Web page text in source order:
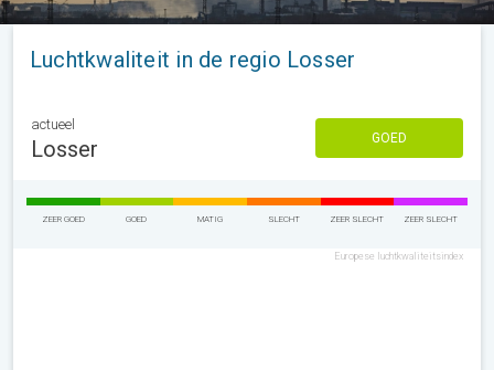
Luchtkwaliteit in de regio Losser
actueel
Losser GOED
ZEER GOED GOED MATIG SLECHT ZEER SLECHT ZEER SLECHT
Europese luchtkwaliteitsindex